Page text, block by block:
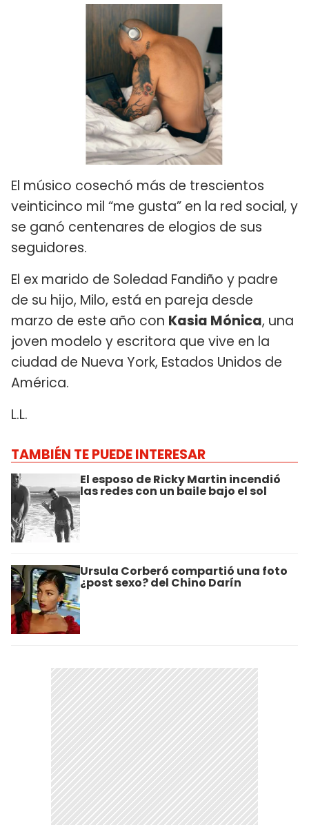
El músico cosechó más de trescientos
veinticinco mil “me gusta” en la red social, y
se ganó centenares de elogios de sus
seguidores.
El ex marido de Soledad Fandiño y padre
de su hijo, Milo, está en pareja desde
marzo de este año con Kasia Mónica, una
joven modelo y escritora que vive en la
ciudad de Nueva York, Estados Unidos de
América.
L.L.
TAMBIÉN TE PUEDE INTERESAR
El esposo de Ricky Martin incendió
las redes con un baile bajo el sol
Ursula Corberó compartió una foto
¿post sexo? del Chino Darín